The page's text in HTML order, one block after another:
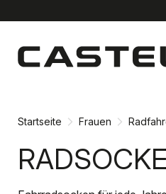
Inhalt
springen
Navigation
springen
Startseite Frauen